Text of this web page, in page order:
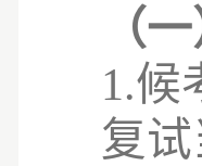
（
1.候
复